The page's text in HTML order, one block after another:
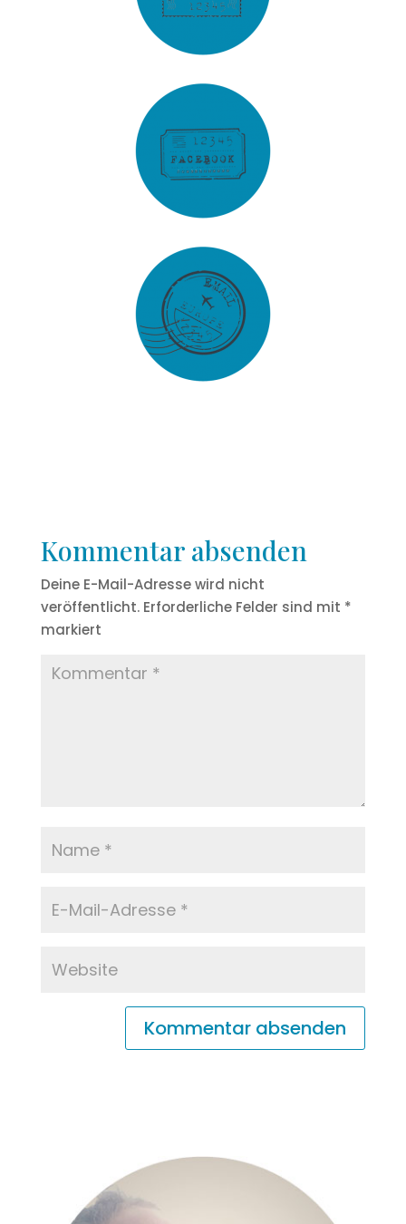
Kommentar absenden
Deine E-Mail-Adresse wird nicht
veröffentlicht. Erforderliche Felder sind mit *
markiert